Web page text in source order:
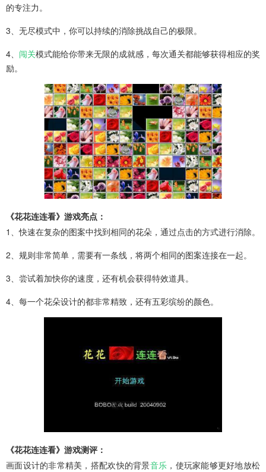
的专注力。
3、无尽模式中，你可以持续的消除挑战自己的极限。
4、 闯关模式能给你带来无限的成就感，每次通关都能够获得相应的奖
励。
《花花连连看》游戏亮点：
1、快速在复杂的图案中找到相同的花朵，通过点击的方式进行消除。
2、规则非常简单，需要有一条线，将两个相同的图案连接在一起。
3、尝试着加快你的速度，还有机会获得特效道具。
4、每一个花朵设计的都非常精致，还有五彩缤纷的颜色。
《花花连连看》游戏测评：
画面设计的非常精美，搭配欢快的背景音乐 ，使玩家能够更好地放松